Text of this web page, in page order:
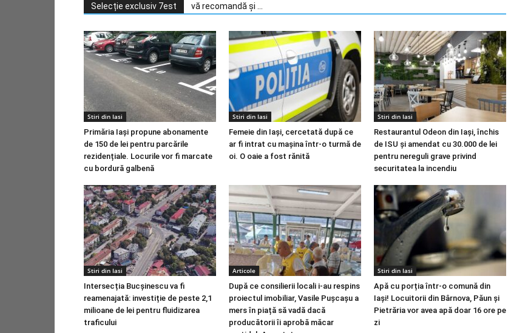
Selecție exclusiv 7est vă recomandă și ...
Stiri din Iasi
Primăria Iași propune abonamente
de 150 de lei pentru parcările
rezidențiale. Locurile vor fi marcate
cu bordură galbenă
Stiri din Iasi
Femeie din Iași, cercetată după ce
ar fi intrat cu mașina într-o turmă de
oi. O oaie a fost rănită
Stiri din Iasi
Restaurantul Odeon din Iași, închis
de ISU și amendat cu 30.000 de lei
pentru nereguli grave privind
securitatea la incendiu
Stiri din Iasi
Intersecția Bucșinescu va fi
reamenajată: investiție de peste 2,1
milioane de lei pentru fluidizarea
traficului
Articole
După ce consilierii locali i-au respins
proiectul imobiliar, Vasile Pușcașu a
mers în piață să vadă dacă
producătorii îi aprobă măcar
Stiri din Iasi
Apă cu porția într-o comună din
Iași! Locuitorii din Bârnova, Păun și
Pietrăria vor avea apă doar 16 ore pe
zi